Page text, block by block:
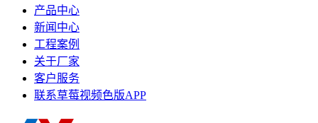
产品中心
新闻中心
工程案例
关于厂家
客户服务
联系草莓视频色版APP